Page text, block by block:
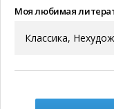
Моя любимая
Классика,